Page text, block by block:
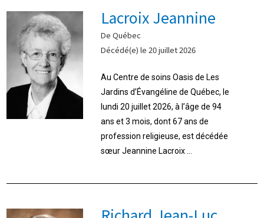
Lacroix Jeannine
De Québec
Décédé(e) le 20 juillet 2026
Au Centre de soins Oasis de Les
Jardins d’Évangéline de Québec, le
lundi 20 juillet 2026, à l’âge de 94
ans et 3 mois, dont 67 ans de
profession religieuse, est décédée
sœur Jeannine Lacroix ...